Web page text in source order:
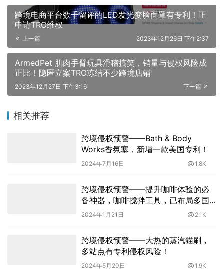
跨境电商平台数千留评的LED发光变脸面罩有专利！正
申请TRO维权
上一篇 2023年12月26日 下午2:37
ArmedPet 肌肉手臂玩具滑稽搞笑，销量与侵权风险成
正比！隐匿立案TRO冻结不少跨境店铺
下一篇
2023年12月27日 下午3:16
相关推荐
跨境侵权预警——Bath & Body
Works香氛塞，新增一款美国专利！
2024年7月16日 1.8K
跨境侵权预警——提升咖啡体验的必
备神器，咖啡搅拌工具，已布局多国
专利！
2024年1月21日 2.1K
跨境侵权预警——大热的蒸汽猫刷，
多站点有专利侵权风险！
2024年5月20日 1.9K